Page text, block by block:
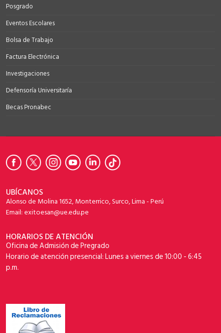
Posgrado
Eventos Escolares
Bolsa de Trabajo
Factura Electrónica
Investigaciones
Defensoría Universitaría
Becas Pronabec
UBÍCANOS
Alonso de Molina 1652, Monterrico, Surco, Lima - Perú
Email: exitoesan@ue.edu.pe
HORARIOS DE ATENCIÓN
Oficina de Admisión de Pregrado
Horario de atención presencial: Lunes a viernes de 10:00 - 6:45
p.m.